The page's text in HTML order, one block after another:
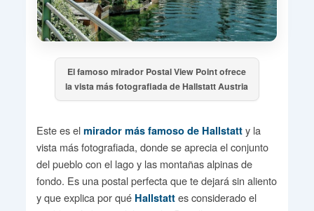
El famoso mirador Postal View Point ofrece
la vista más fotografiada de Hallstatt Austria
Este es el mirador más famoso de Hallstatty la
vista más fotografiada, donde se aprecia el conjunto
del pueblo con el lago y las montañas alpinas de
fondo. Es una postal perfecta que te dejará sin aliento
y que explica por qué Hallstattes considerado el